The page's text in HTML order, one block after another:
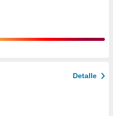
Detalle